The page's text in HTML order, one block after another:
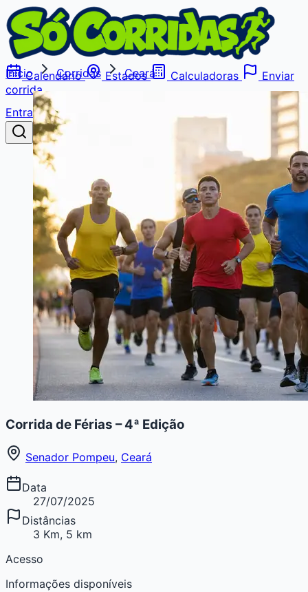
Calendário Estados Calculadoras
Enviar
corrida
Entrar
Início Corridas Ceará
Corrida de Férias – 4ª Edição
Senador Pompeu, Ceará
Data
27/07/2025
Distâncias
3 Km, 5 km
Acesso
Informações disponíveis